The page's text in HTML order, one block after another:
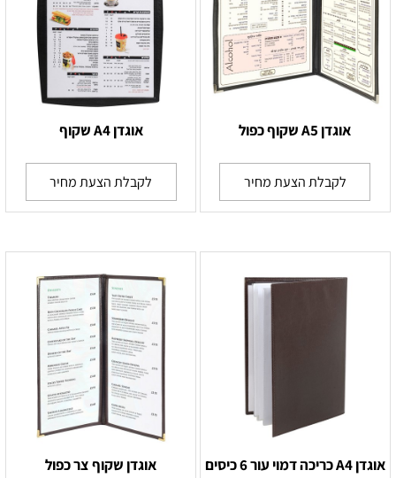
אוגדן A5 שקוף כפול
לקבלת הצעת מחיר
אוגדן A4 שקוף
לקבלת הצעת מחיר
אוגדן A4 כריכה דמוי עור 6 כיסים אוגדן שקוף צר כפול